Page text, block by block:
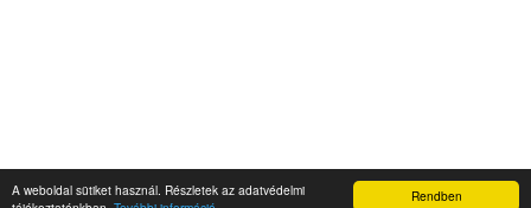
Rendben
A weboldal sütiket használ. Részletek az adatvédelmi
Napidroid.hu 2019